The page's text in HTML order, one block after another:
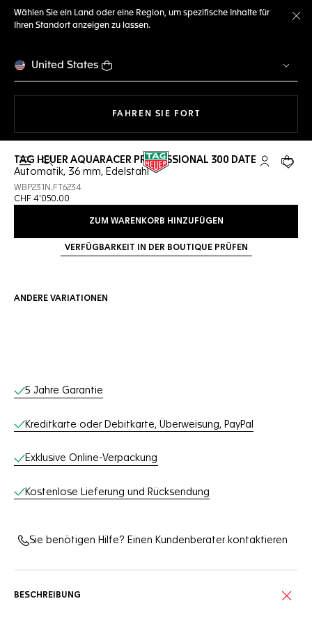
Wählen Sie ein Land oder eine Region, um spezifische Inhalte für
Ihren Standort anzeigen zu lassen.
United States
FAHREN SIE FORTMIT DER NAVIGATION
Suche öffnen My TAG
Ihr
TAG HEUER AQUARACER PROFESSIONAL 300 DATE
Automatik, 36 mm, Edelstahl
WBP231N.FT6234
CHF 4'050.00
ZUM WARENKORB HINZUFÜGEN
VERFÜGBARKEIT IN DER BOUTIQUE PRÜFEN
ANDERE VARIATIONEN
Online-Services
5 Jahre Garantie
Kreditkarte oder Debitkarte, Überweisung, PayPal
Exklusive Online-Verpackung
Kostenlose Lieferung und Rücksendung
Sie benötigen Hilfe? Einen Kundenberater kontaktieren
BESCHREIBUNG